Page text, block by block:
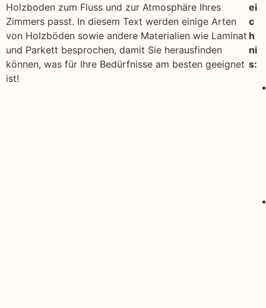
Holzboden zum Fluss und zur Atmosphäre Ihres
Zimmers passt. In diesem Text werden einige Arten
von Holzböden sowie andere Materialien wie Laminat
und Parkett besprochen, damit Sie herausfinden
können, was für Ihre Bedürfnisse am besten geeignet
ist!
ei
c
h
ni
s: